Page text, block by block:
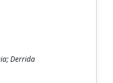
Derrida